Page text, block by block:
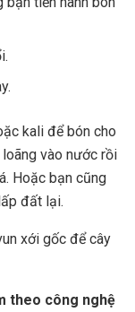
kali để bón cho
loãng vào nước rồi
Hoặc bạn cũng
đất lại.
xới gốc để cây
theo công nghệ